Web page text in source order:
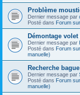
Problème
Dernier message par
Posté dans Forum
Démontage
Dernier message par
Posté dans Forum
manuelle)
Recherche
Dernier message par
Posté dans Forum
manuelle)